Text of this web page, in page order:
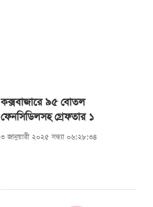
কক্সবাজারে ৯৫ বোতল
ফেনসিডিলসহ গ্রেফতার ১
৩ জানুয়ারী ২০২৫ সন্ধ্যা ০৬:২৮:৩৪